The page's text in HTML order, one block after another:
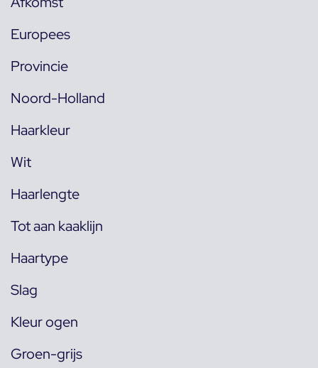
Europees
Provincie
Noord-Holland
Haarkleur
Wit
Haarlengte
Tot aan kaaklijn
Haartype
Slag
Kleur ogen
Groen-grijs